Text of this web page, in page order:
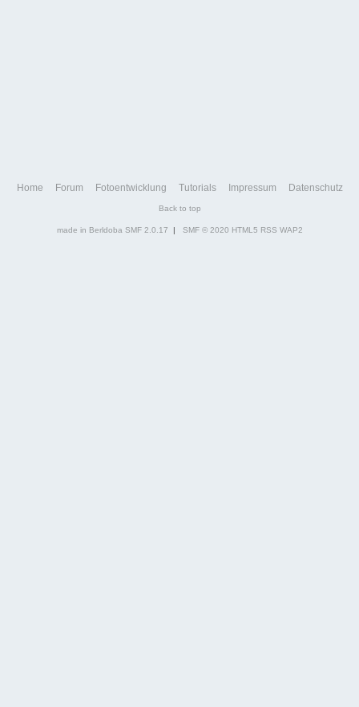
Home Forum Fotoentwicklung Tutorials Impressum Datenschutz
Back to top
made in Berldoba SMF 2.0.17 | SMF © 2020 HTML5 RSS WAP2